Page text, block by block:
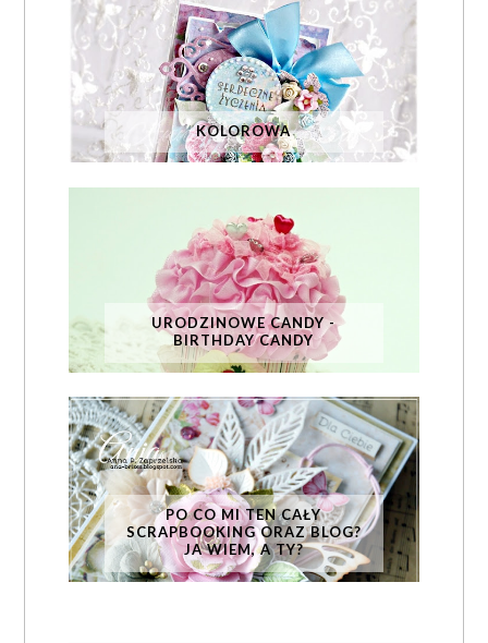
KOLOROWA
URODZINOWE CANDY -
BIRTHDAY CANDY
PO CO MI TEN CAŁY
SCRAPBOOKING ORAZ BLOG?
JA WIEM, A TY?